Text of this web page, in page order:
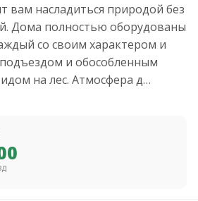
вам насладиться природой без
Дома полностью оборудованы
со своим характером и
и обособленным
на лес. Атмосфера д…